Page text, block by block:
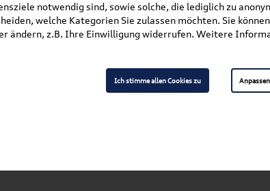
Original Teile » Wischerblätter
notwendig sind, sowie solche, die lediglich zu
welche Kategorien Sie zulassen möchten. Sie
ändern, z.B. Ihre Einwilligung widerrufen. Weitere
Ich stimme allen Cookies zu